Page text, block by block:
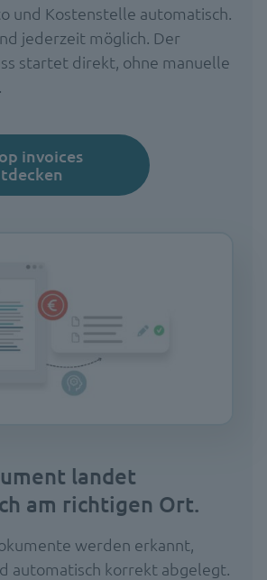
und Kostenstelle automatisch.
jederzeit möglich. Der
startet direkt, ohne manuelle
invoices
landet
am richtigen Ort.
werden erkannt,
automatisch korrekt abgelegt.